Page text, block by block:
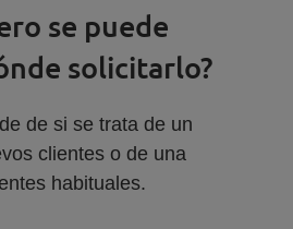
se puede
solicitarlo?
de si se trata de un
clientes o de una
habituales.